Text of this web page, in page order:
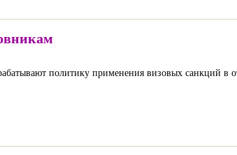
политику применения визовых санкций в